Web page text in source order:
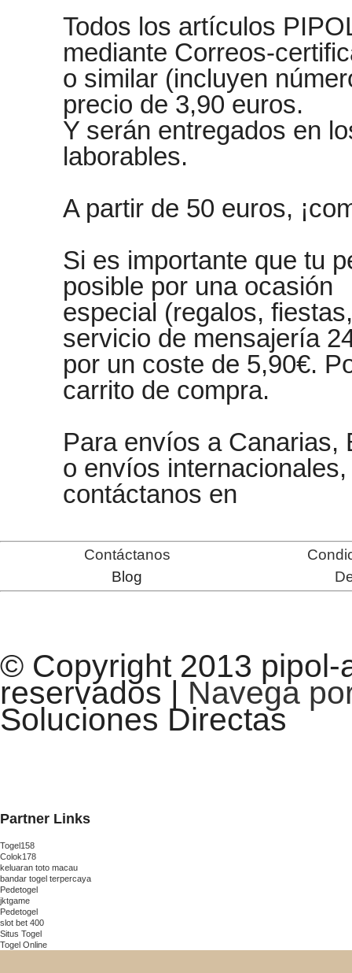
Todos los artículos
mediante Correos-
o similar (incluyen
precio de 3,90 euros.
Y serán entregados en
laborables.
A partir de 50 euros,
Si es importante que tu
posible por una ocasión
especial (regalos,
servicio de mensajería
por un coste de 5,90€.
carrito de compra.
Para envíos a Canarias,
o envíos internacionales,
contáctanos en
Contáctanos
Blog
© Copyright 2013 pipol-
reservados | Navega
Soluciones Directas
Partner Links
Togel158
Colok178
keluaran toto macau
bandar togel terpercaya
Pedetogel
jktgame
Pedetogel
slot bet 400
Situs Togel
Togel Online